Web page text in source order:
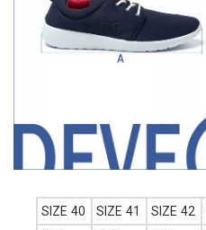
SIZE 40 SIZE 41 SIZE 42